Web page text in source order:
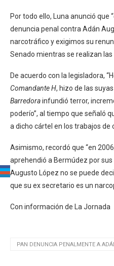
Por todo ello, Luna anunció que
denuncia penal contra Adán
narcotráfico y exigimos su
Senado mientras se realizan las
De acuerdo con la legisladora,
Comandante H, hizo de las
Barredorainfundió terror,
poderío”, al tiempo que señaló
a dicho cártel en los trabajos de
Asimismo, recordó que “en
aprehendió a Bermúdez por
Augusto López no se puede
que su ex secretario es un
Con información de La Jornada
PAN DENUNCIA PENALMENTE A